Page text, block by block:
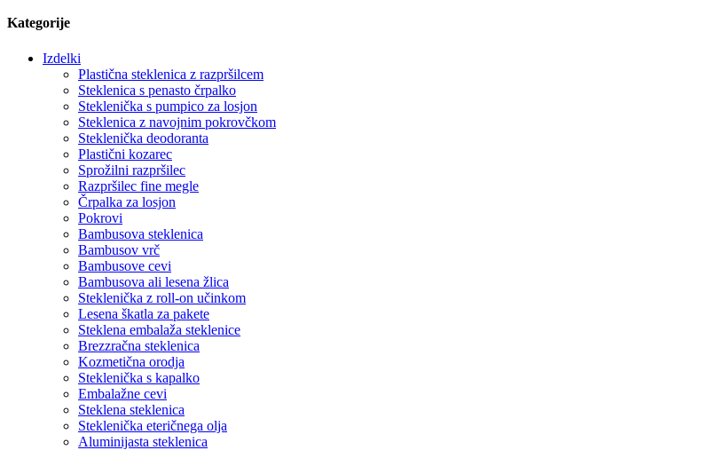
Kategorije
Izdelki
Plastična steklenica z razpršilcem
Steklenica s penasto črpalko
Steklenička s pumpico za losjon
Steklenica z navojnim pokrovčkom
Steklenička deodoranta
Plastični kozarec
Sprožilni razpršilec
Razpršilec fine megle
Črpalka za losjon
Pokrovi
Bambusova steklenica
Bambusov vrč
Bambusove cevi
Bambusova ali lesena žlica
Steklenička z roll-on učinkom
Lesena škatla za pakete
Steklena embalaža steklenice
Brezzračna steklenica
Kozmetična orodja
Steklenička s kapalko
Embalažne cevi
Steklena steklenica
Steklenička eteričnega olja
Aluminijasta steklenica